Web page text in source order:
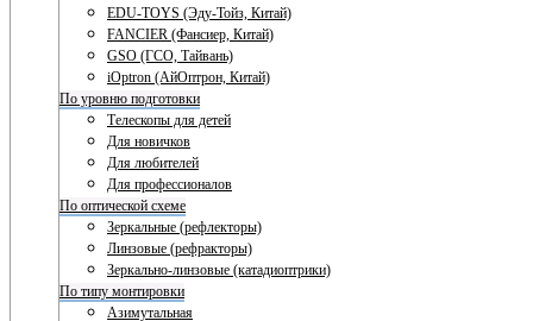
EDU-TOYS (Эду-Тойз, Китай)
FANCIER (Фансиер, Китай)
GSO (ГСО, Тайвань)
iOptron (АйОптрон, Китай)
По уровню подготовки
Телескопы для детей
Для новичков
Для любителей
Для профессионалов
По оптической схеме
Зеркальные (рефлекторы)
Линзовые (рефракторы)
Зеркально-линзовые (катадиоптрики)
По типу монтировки
Азимутальная